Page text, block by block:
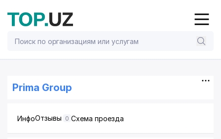
Prima Group
ИнфоОтзывы 0 Схема проезда